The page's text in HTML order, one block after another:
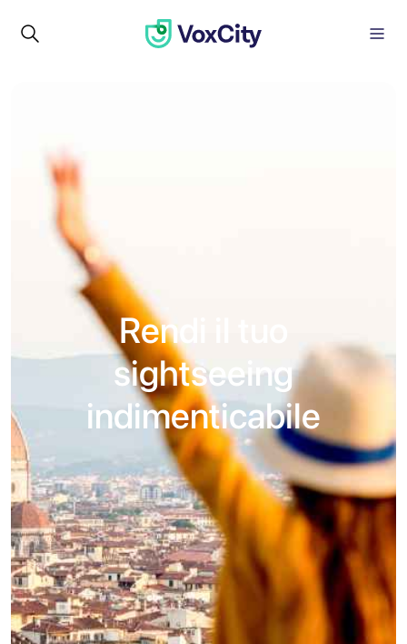
Rendi il tuo
sightseeing
indimenticabile